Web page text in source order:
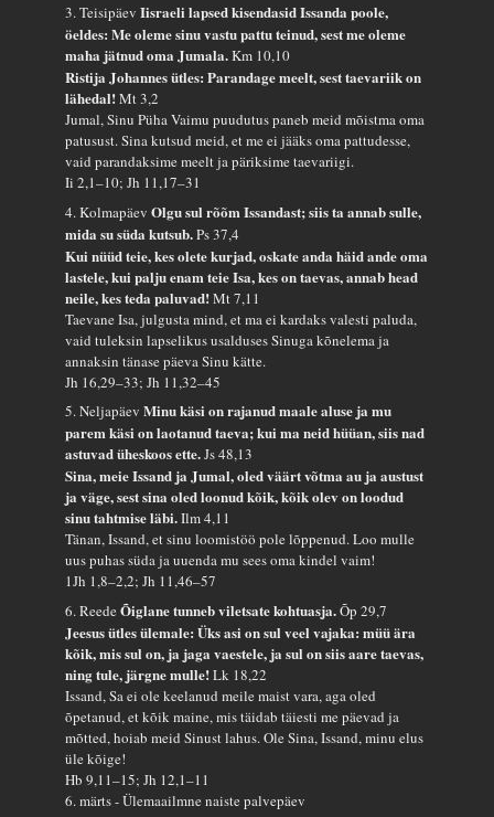
3. TeisipäevIisraeli lapsed kisendasid Issanda poole,
öeldes: Me oleme sinu vastu pattu teinud, sest me oleme
maha jätnud oma Jumala.Km 10,10
Ristija Johannes ütles: Parandage meelt, sest taevariik on
lähedal!Mt 3,2
Jumal, Sinu Püha Vaimu puudutus paneb meid mõistma oma
patusust. Sina kutsud meid, et me ei jääks oma pattudesse,
vaid parandaksime meelt ja päriksime taevariigi.
Ii 2,1–10; Jh 11,17–31
4. KolmapäevOlgu sul rõõm Issandast; siis ta annab sulle,
mida su süda kutsub.Ps 37,4
Kui nüüd teie, kes olete kurjad, oskate anda häid ande oma
lastele, kui palju enam teie Isa, kes on taevas, annab head
neile, kes teda paluvad!Mt 7,11
Taevane Isa, julgusta mind, et ma ei kardaks valesti paluda,
vaid tuleksin lapselikus usalduses Sinuga kõnelema ja
annaksin tänase päeva Sinu kätte.
Jh 16,29–33; Jh 11,32–45
5. NeljapäevMinu käsi on rajanud maale aluse ja mu
parem käsi on laotanud taeva; kui ma neid hüüan, siis nad
astuvad üheskoos ette.Js 48,13
Sina, meie Issand ja Jumal, oled väärt võtma au ja austust
ja väge, sest sina oled loonud kõik, kõik olev on loodud
sinu tahtmise läbi.Ilm 4,11
Tänan, Issand, et sinu loomistöö pole lõppenud. Loo mulle
uus puhas süda ja uuenda mu sees oma kindel vaim!
1Jh 1,8–2,2; Jh 11,46–57
6. ReedeÕiglane tunneb viletsate kohtuasja.Õp 29,7
Jeesus ütles ülemale: Üks asi on sul veel vajaka: müü ära
kõik, mis sul on, ja jaga vaestele, ja sul on siis aare taevas,
ning tule, järgne mulle!Lk 18,22
Issand, Sa ei ole keelanud meile maist vara, aga oled
õpetanud, et kõik maine, mis täidab täiesti me päevad ja
mõtted, hoiab meid Sinust lahus. Ole Sina, Issand, minu elus
üle kõige!
Hb 9,11–15; Jh 12,1–11
6. märts - Ülemaailmne naiste palvepäev